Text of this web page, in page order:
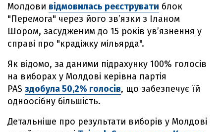
Молдови відмовилась реєструвати блок
"Перемога" через його звʼязки з Іланом
Шором, засудженим до 15 років увʼязнення у
справі про "крадіжку мільярда".
Як відомо, за даними підрахунку 100% голосів
на виборах у Молдові керівна партія
PAS здобула 50,2% голосів, що забезпечує їй
одноосібну більшість.
Детальніше про результати виборів у Молдові